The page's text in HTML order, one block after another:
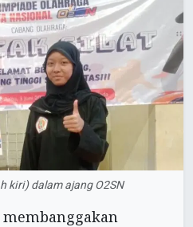
kiri) dalam ajang O2SN
membanggakan